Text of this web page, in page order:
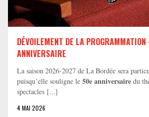
DÉVOILEMENT DE LA
ANNIVERSAIRE
La saison 2026-2027 de La Bordée sera
puisqu’elle souligne le 50e anniversaire du
spectacles [...]
4 MAI 2026